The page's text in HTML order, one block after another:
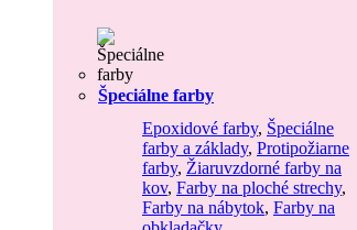
Špeciálne farby
Epoxidové farby, Špeciálne
farby a základy, Protipožiarne
farby, Žiaruvzdorné farby na
kov, Farby na ploché strechy,
Farby na nábytok, Farby na